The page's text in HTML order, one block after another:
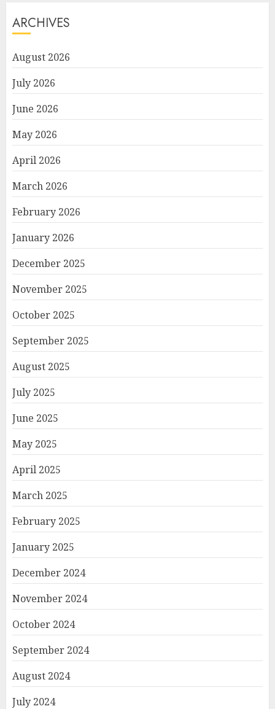
ARCHIVES
August 2026
July 2026
June 2026
May 2026
April 2026
March 2026
February 2026
January 2026
December 2025
November 2025
October 2025
September 2025
August 2025
July 2025
June 2025
May 2025
April 2025
March 2025
February 2025
January 2025
December 2024
November 2024
October 2024
September 2024
August 2024
July 2024